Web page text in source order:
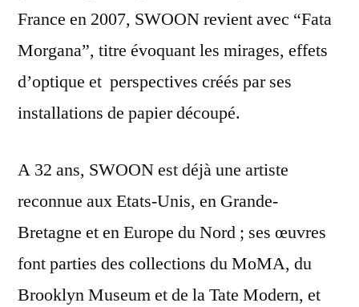
France en 2007, SWOON revient avec “Fata
Morgana”, titre évoquant les mirages, effets
d’optique et perspectives créés par ses
installations de papier découpé.
A 32 ans, SWOON est déjà une artiste
reconnue aux Etats-Unis, en Grande-
Bretagne et en Europe du Nord ; ses œuvres
font parties des collections du MoMA, du
Brooklyn Museum et de la Tate Modern, et